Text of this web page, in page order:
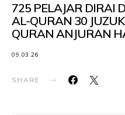
725 PELAJAR DIRAI
AL-QURAN 30
QURAN ANJURAN
09.03.26
SHARE